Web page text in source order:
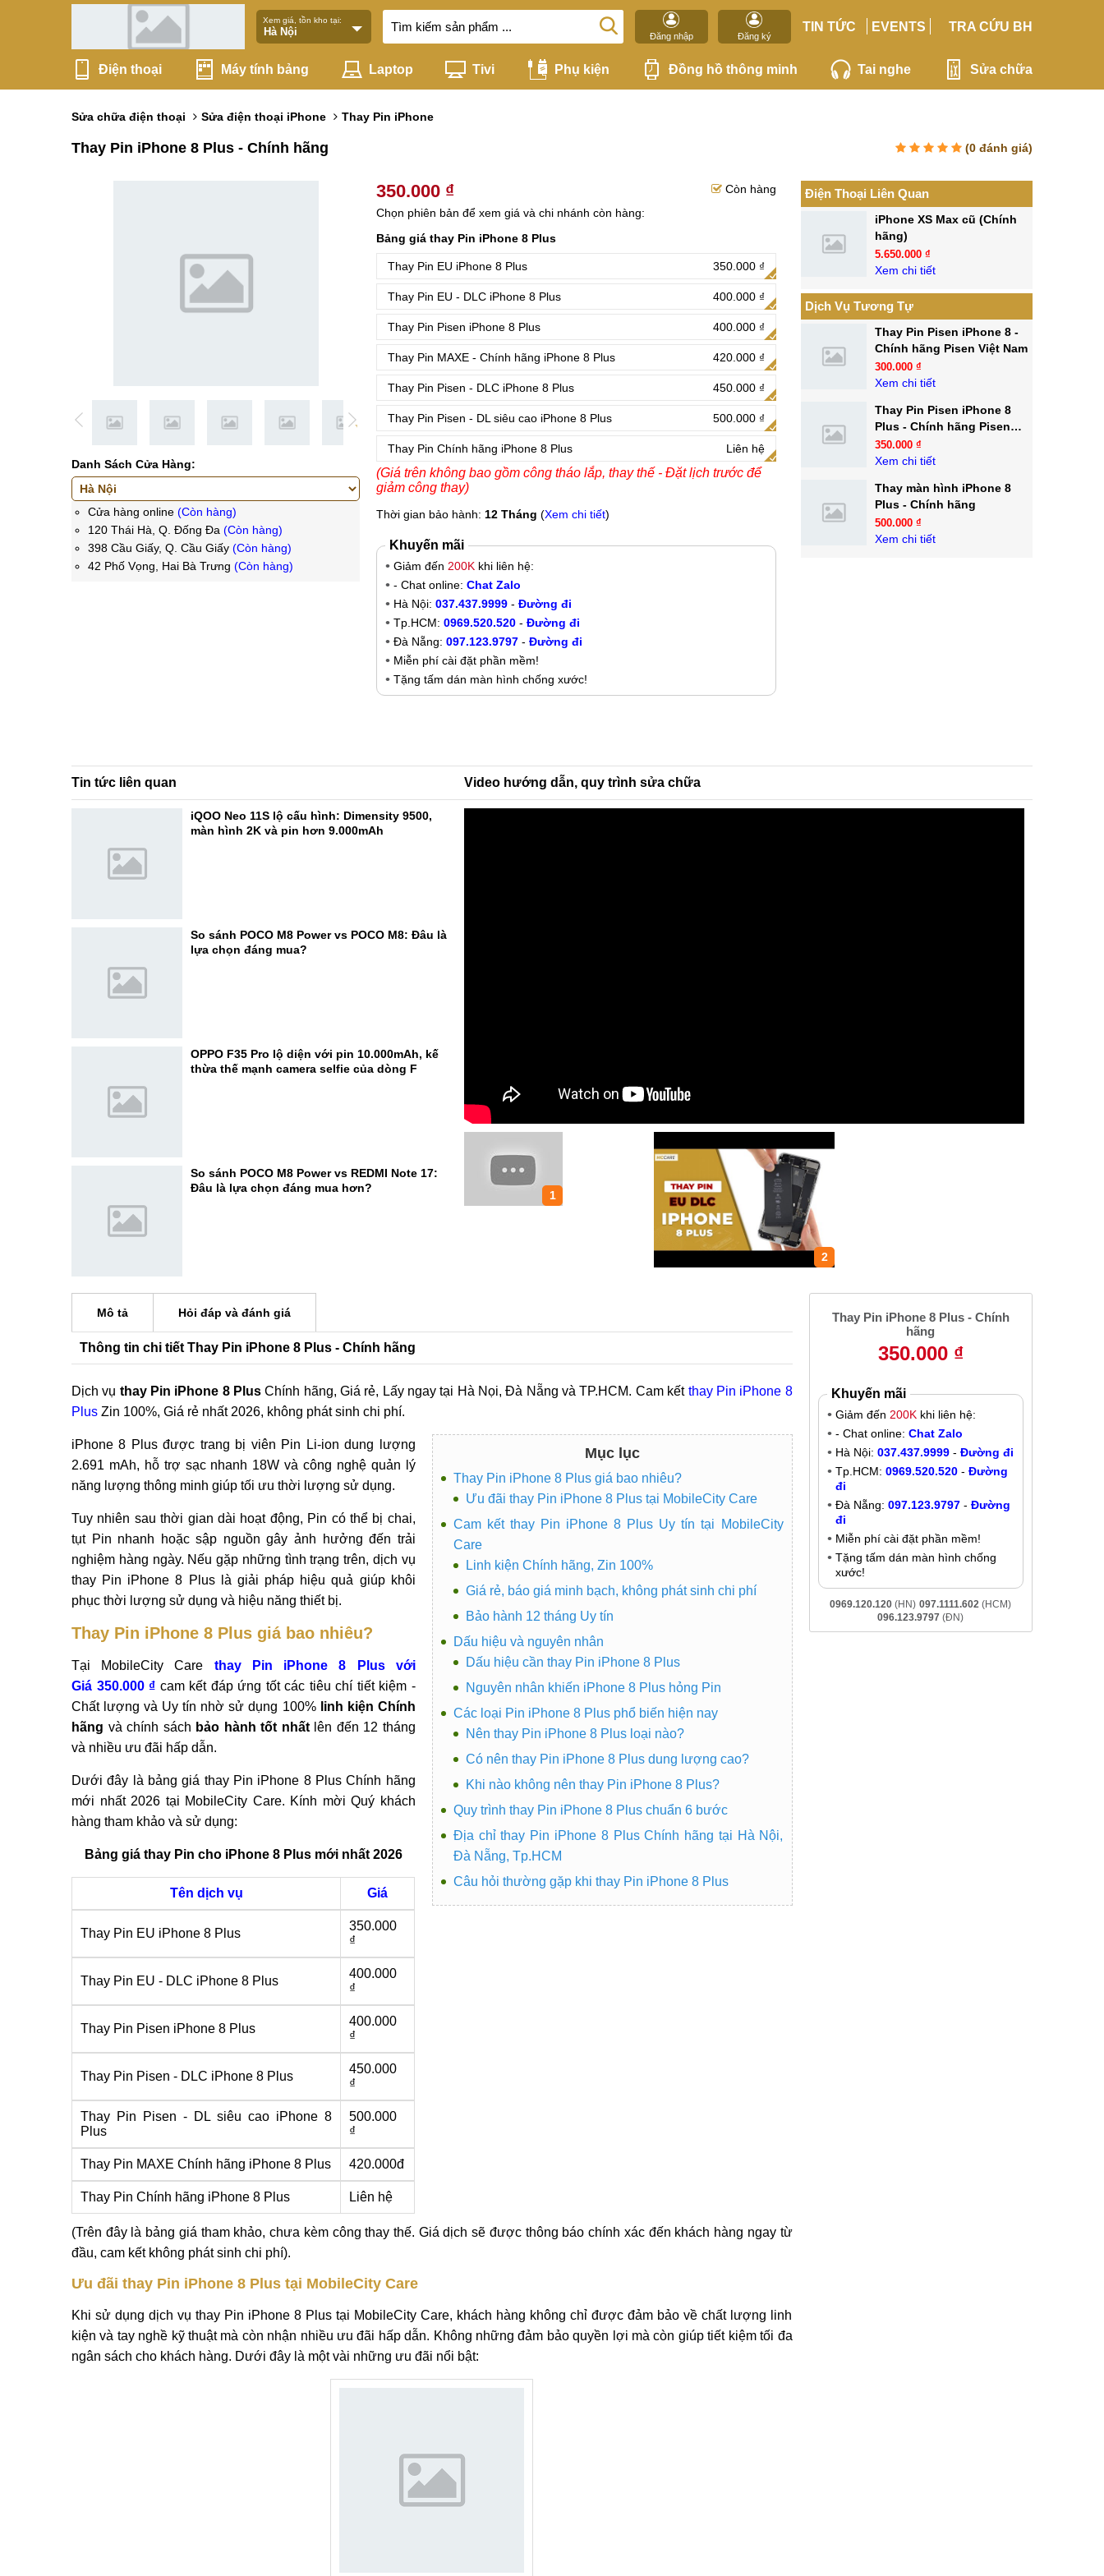
Xem giá, tồn kho tại:
Đăng nhập Đăng ký
TIN TỨC EVENTS TRA CỨU BH
Điện thoại Máy tính bảng Laptop Tivi Phụ kiện Đồng hồ thông minh Tai nghe Sửa chữa
Sửa chữa điện thoại Sửa điện thoại iPhone Thay Pin iPhone
Thay Pin iPhone 8 Plus - Chính hãng (0 đánh giá)
Danh Sách Cửa Hàng:
Cửa hàng online (Còn hàng)
120 Thái Hà, Q. Đống Đa (Còn hàng)
398 Cầu Giấy, Q. Cầu Giấy (Còn hàng)
42 Phố Vọng, Hai Bà Trưng (Còn hàng)
350.000 ₫
Còn hàng
Chọn phiên bản để xem giá và chi nhánh còn hàng:
Bảng giá thay Pin iPhone 8 Plus
Thay Pin EU iPhone 8 Plus 350.000 ₫
Thay Pin EU - DLC iPhone 8 Plus 400.000 ₫
Thay Pin Pisen iPhone 8 Plus 400.000 ₫
Thay Pin MAXE - Chính hãng iPhone 8 Plus 420.000 ₫
Thay Pin Pisen - DLC iPhone 8 Plus 450.000 ₫
Thay Pin Pisen - DL siêu cao iPhone 8 Plus 500.000 ₫
Thay Pin Chính hãng iPhone 8 Plus Liên hệ
(Giá trên không bao gồm công tháo lắp, thay thế - Đặt lịch trước để
giảm công thay)
Thời gian bảo hành: 12 Tháng (Xem chi tiết)
Khuyến mãi
Giảm đến 200K khi liên hệ:
- Chat online: Chat Zalo
Hà Nội: 037.437.9999 - Đường đi
Tp.HCM: 0969.520.520 - Đường đi
Đà Nẵng: 097.123.9797 - Đường đi
Miễn phí cài đặt phần mềm!
Tặng tấm dán màn hình chống xước!
Điện Thoại Liên Quan
iPhone XS Max cũ (Chính
hãng)
5.650.000 ₫
Xem chi tiết
Dịch Vụ Tương Tự
Thay Pin Pisen iPhone 8 -
Chính hãng Pisen Việt Nam
300.000 ₫
Xem chi tiết
Thay Pin Pisen iPhone 8
Plus - Chính hãng Pisen
Việt Nam
350.000 ₫
Xem chi tiết
Thay màn hình iPhone 8
Plus - Chính hãng
500.000 ₫
Xem chi tiết
Tin tức liên quan
iQOO Neo 11S lộ cấu hình: Dimensity 9500,
màn hình 2K và pin hơn 9.000mAh
So sánh POCO M8 Power vs POCO M8: Đâu là
lựa chọn đáng mua?
OPPO F35 Pro lộ diện với pin 10.000mAh, kế
thừa thế mạnh camera selfie của dòng F
So sánh POCO M8 Power vs REDMI Note 17:
Đâu là lựa chọn đáng mua hơn?
Video hướng dẫn, quy trình sửa chữa
1
2
Mô tả Hỏi đáp và đánh giá
Thông tin chi tiết Thay Pin iPhone 8 Plus - Chính hãng
Dịch vụ thay Pin iPhone 8 Plus Chính hãng, Giá rẻ, Lấy ngay tại Hà Nọi, Đà Nẵng và TP.HCM. Cam kết thay Pin iPhone 8
Plus Zin 100%, Giá rẻ nhất 2026, không phát sinh chi phí.
Mục lục
Thay Pin iPhone 8 Plus giá bao nhiêu?
Ưu đãi thay Pin iPhone 8 Plus tại MobileCity Care
Cam kết thay Pin iPhone 8 Plus Uy tín tại MobileCity
Care
Linh kiện Chính hãng, Zin 100%
Giá rẻ, báo giá minh bạch, không phát sinh chi phí
Bảo hành 12 tháng Uy tín
Dấu hiệu và nguyên nhân
Dấu hiệu cần thay Pin iPhone 8 Plus
Nguyên nhân khiến iPhone 8 Plus hỏng Pin
Các loại Pin iPhone 8 Plus phổ biến hiện nay
Nên thay Pin iPhone 8 Plus loại nào?
Có nên thay Pin iPhone 8 Plus dung lượng cao?
Khi nào không nên thay Pin iPhone 8 Plus?
Quy trình thay Pin iPhone 8 Plus chuẩn 6 bước
Địa chỉ thay Pin iPhone 8 Plus Chính hãng tại Hà Nội,
Đà Nẵng, Tp.HCM
Câu hỏi thường gặp khi thay Pin iPhone 8 Plus
iPhone 8 Plus được trang bị viên Pin Li-ion dung lượng
2.691 mAh, hỗ trợ sạc nhanh 18W và công nghệ quản lý
năng lượng thông minh giúp tối ưu thời lượng sử dụng.
Tuy nhiên sau thời gian dài hoạt động, Pin có thể bị chai,
tụt Pin nhanh hoặc sập nguồn gây ảnh hưởng đến trải
nghiệm hàng ngày. Nếu gặp những tình trạng trên, dịch vụ
thay Pin iPhone 8 Plus là giải pháp hiệu quả giúp khôi
phục thời lượng sử dụng và hiệu năng thiết bị.
Thay Pin iPhone 8 Plus giá bao nhiêu?
Tại MobileCity Care thay Pin iPhone 8 Plus với
Giá 350.000 ₫ cam kết đáp ứng tốt các tiêu chí tiết kiệm -
Chất lượng và Uy tín nhờ sử dụng 100%linh kiện Chính
hãng và chính sách bảo hành tốt nhất lên đến 12 tháng
và nhiều ưu đãi hấp dẫn.
Dưới đây là bảng giá thay Pin iPhone 8 Plus Chính hãng
mới nhất 2026 tại MobileCity Care. Kính mời Quý khách
hàng tham khảo và sử dụng:
Bảng giá thay Pin cho iPhone 8 Plus mới nhất 2026
Tên dịch vụ Giá
Thay Pin EU iPhone 8 Plus
350.000
₫
Thay Pin EU - DLC iPhone 8 Plus
400.000
₫
Thay Pin Pisen iPhone 8 Plus
400.000
₫
Thay Pin Pisen - DLC iPhone 8 Plus
450.000
₫
Thay Pin Pisen - DL siêu cao iPhone 8
Plus
500.000
₫
Thay Pin MAXE Chính hãng iPhone 8 Plus 420.000đ
Thay Pin Chính hãng iPhone 8 Plus Liên hệ
(Trên đây là bảng giá tham khảo, chưa kèm công thay thế. Giá dịch sẽ được thông báo chính xác đến khách hàng ngay từ
đầu, cam kết không phát sinh chi phí).
Ưu đãi thay Pin iPhone 8 Plus tại MobileCity Care
Khi sử dụng dịch vụ thay Pin iPhone 8 Plus tại MobileCity Care, khách hàng không chỉ được đảm bảo về chất lượng linh
kiện và tay nghề kỹ thuật mà còn nhận nhiều ưu đãi hấp dẫn. Không những đảm bảo quyền lợi mà còn giúp tiết kiệm tối đa
ngân sách cho khách hàng. Dưới đây là một vài những ưu đãi nổi bật:
Thay Pin iPhone 8 Plus - Chính
hãng
350.000 ₫
Khuyến mãi
Giảm đến 200Kkhi liên hệ:
- Chat online: Chat Zalo
Hà Nội: 037.437.9999- Đường đi
Tp.HCM: 0969.520.520- Đường
đi
Đà Nẵng: 097.123.9797- Đường
đi
Miễn phí cài đặt phần mềm!
Tặng tấm dán màn hình chống
xước!
0969.120.120 (HN) 097.1111.602 (HCM)
096.123.9797 (ĐN)